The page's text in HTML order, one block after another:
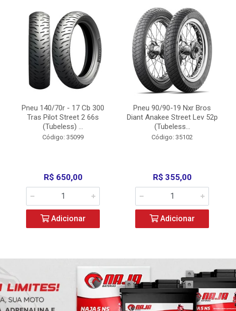
Pneu 140/70r - 17 Cb 300
Tras Pilot Street 2 66s
(Tubeless) ...
Código: 35099
R$ 650,00
Adicionar
Pneu 90/90-19 Nxr Bros
Diant Anakee Street Lev 52p
(Tubeless...
Código: 35102
R$ 355,00
Adicionar